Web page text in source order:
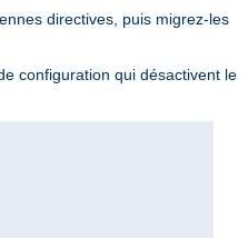
directives, puis migrez-les
configuration qui désactivent le